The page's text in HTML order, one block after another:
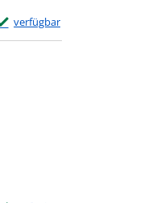
verfügbar
Exemplar-Details von